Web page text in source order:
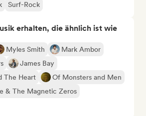
Surf-Rock
erhalten, die ähnlich ist wie
Myles Smith
Mark Ambor
James Bay
The Heart
Of Monsters and Men
& The Magnetic Zeros